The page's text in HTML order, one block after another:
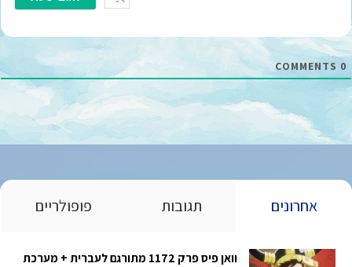
ל
0
אחרונים תגובות פופולריים
וואן פיס פרק 1172 מתורגם לעברית + מערכת